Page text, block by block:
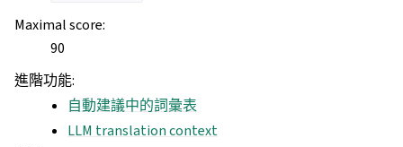
Maximal score:
90
進階功能:
自動建議中的詞彙表
LLM translation context